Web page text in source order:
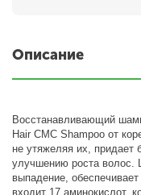
Описание
Восстанавливающий
Hair CMC Shampoo от
не утяжеляя их, придает
улучшению роста волос.
выпадение,
входит 17 аминокислот,